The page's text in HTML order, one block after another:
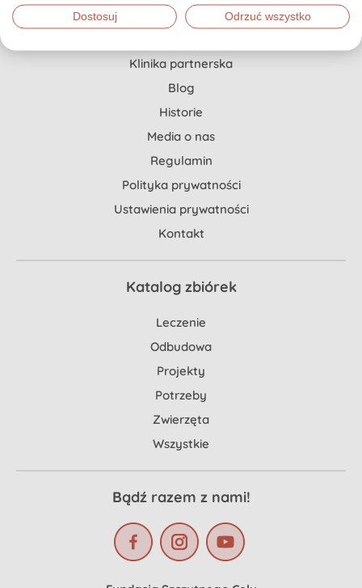
Jak stworzyć zbiórkę?
Klinika partnerska
Blog
Historie
Media o nas
Regulamin
Polityka prywatności
Ustawienia prywatności
Kontakt
Katalog zbiórek
Leczenie
Odbudowa
Projekty
Potrzeby
Zwierzęta
Wszystkie
Bądź razem z nami!
Dostosuj Odrzuć wszystko